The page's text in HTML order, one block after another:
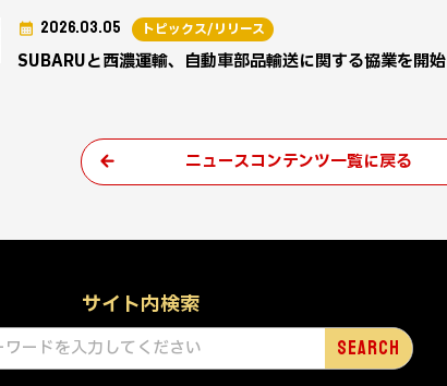
SUBARUと西濃運輸、自動車部品輸送に関する協業を開始
2026.03.05 トピックス/リリース
ニュースコンテンツ一覧に戻る
サイト内検索